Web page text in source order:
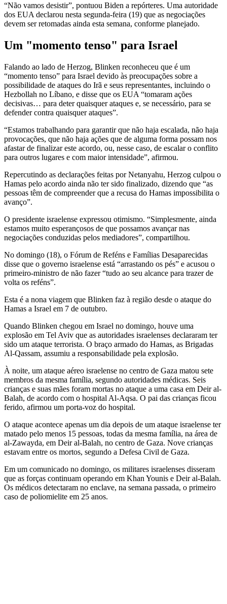
“Não vamos desistir”, pontuou Biden a repórteres. Uma autoridade
dos EUA declarou nesta segunda-feira (19) que as negociações
devem ser retomadas ainda esta semana, conforme planejado.
Um "momento tenso" para Israel
Falando ao lado de Herzog, Blinken reconheceu que é um
“momento tenso” para Israel devido às preocupações sobre a
possibilidade de ataques do Irã e seus representantes, incluindo o
Hezbollah no Líbano, e disse que os EUA “tomaram ações
decisivas… para deter quaisquer ataques e, se necessário, para se
defender contra quaisquer ataques”.
“Estamos trabalhando para garantir que não haja escalada, não haja
provocações, que não haja ações que de alguma forma possam nos
afastar de finalizar este acordo, ou, nesse caso, de escalar o conflito
para outros lugares e com maior intensidade”, afirmou.
Repercutindo as declarações feitas por Netanyahu, Herzog culpou o
Hamas pelo acordo ainda não ter sido finalizado, dizendo que “as
pessoas têm de compreender que a recusa do Hamas impossibilita o
avanço”.
O presidente israelense expressou otimismo. “Simplesmente, ainda
estamos muito esperançosos de que possamos avançar nas
negociações conduzidas pelos mediadores”, compartilhou.
No domingo (18), o Fórum de Reféns e Famílias Desaparecidas
disse que o governo israelense está “arrastando os pés” e acusou o
primeiro-ministro de não fazer “tudo ao seu alcance para trazer de
volta os reféns”.
Esta é a nona viagem que Blinken faz à região desde o ataque do
Hamas a Israel em 7 de outubro.
Quando Blinken chegou em Israel no domingo, houve uma
explosão em Tel Aviv que as autoridades israelenses declararam ter
sido um ataque terrorista. O braço armado do Hamas, as Brigadas
Al-Qassam, assumiu a responsabilidade pela explosão.
À noite, um ataque aéreo israelense no centro de Gaza matou sete
membros da mesma família, segundo autoridades médicas. Seis
crianças e suas mães foram mortas no ataque a uma casa em Deir al-
Balah, de acordo com o hospital Al-Aqsa. O pai das crianças ficou
ferido, afirmou um porta-voz do hospital.
O ataque acontece apenas um dia depois de um ataque israelense ter
matado pelo menos 15 pessoas, todas da mesma família, na área de
al-Zawayda, em Deir al-Balah, no centro de Gaza. Nove crianças
estavam entre os mortos, segundo a Defesa Civil de Gaza.
Em um comunicado no domingo, os militares israelenses disseram
que as forças continuam operando em Khan Younis e Deir al-Balah.
Os médicos detectaram no enclave, na semana passada, o primeiro
caso de poliomielite em 25 anos.